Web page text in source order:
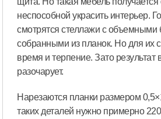
неспособной украсить интерьер.
смотрятся стеллажи с объемными
собранными из планок. Но для их
время и терпение. Зато результат
разочарует.
Нарезаются планки размером
таких деталей нужно примерно